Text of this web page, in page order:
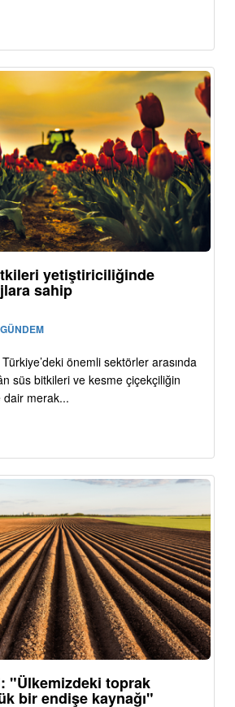
yetiştiriciliğinde
sahip
önemli sektörler arasında
süs bitkileri ve kesme çiçekçiliğin
dair merak...
"Ülkemizdeki toprak
bir endişe kaynağı"